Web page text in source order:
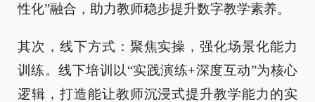
性化”融合，助力教师稳步提升数字教学素养。
其次，线下方式：聚焦实操，强化场景化能力
训练。线下培训以“实践演练+深度互动”为核心
逻辑，打造能让教师沉浸式提升教学能力的实